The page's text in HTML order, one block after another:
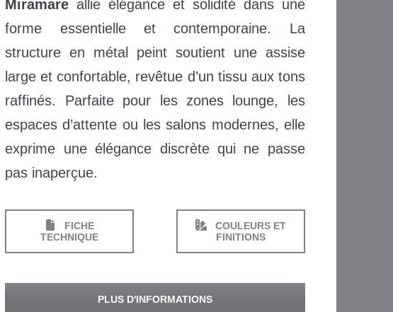
Miramare allie élégance et solidité dans une
forme essentielle et contemporaine. La
structure en métal peint soutient une assise
large et confortable, revêtue d’un tissu aux tons
raffinés. Parfaite pour les zones lounge, les
espaces d’attente ou les salons modernes, elle
exprime une élégance discrète qui ne passe
pas inaperçue.
FICHE
TECHNIQUE
COULEURS ET
FINITIONS
PLUS D'INFORMATIONS